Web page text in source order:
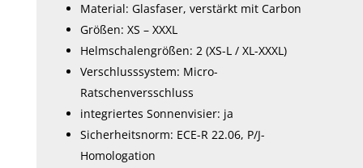
Material: Glasfaser, verstärkt mit Carbon
Größen: XS – XXXL
Helmschalengrößen: 2 (XS-L / XL-XXXL)
Verschlusssystem: Micro-
Ratschenversschluss
integriertes Sonnenvisier: ja
Sicherheitsnorm: ECE-R 22.06, P/J-
Homologation